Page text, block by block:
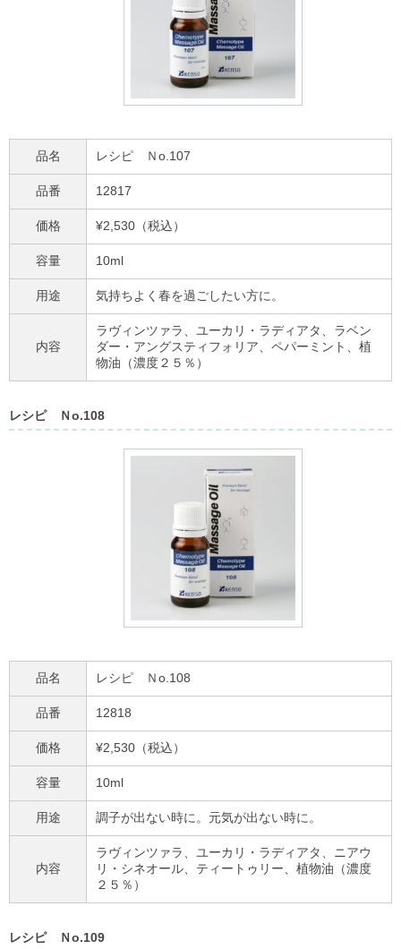
品名 レシピ Ｎo.107
品番 12817
価格 ¥2,530（税込）
容量 10ml
用途 気持ちよく春を過ごしたい方に。
内容
ラヴィンツァラ、ユーカリ・ラディアタ、ラベン
ダー・アングスティフォリア、ペパーミント、植
物油（濃度２５％）
レシピ Ｎo.108
品名 レシピ Ｎo.108
品番 12818
価格 ¥2,530（税込）
容量 10ml
用途 調子が出ない時に。元気が出ない時に。
内容
ラヴィンツァラ、ユーカリ・ラディアタ、
ニアウ
リ・シネオール 、ティートゥリー、植物油（濃度
２５％）
レシピ Ｎo.109